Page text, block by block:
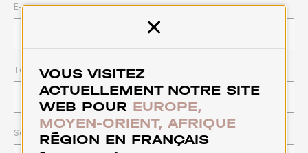
E-mail
Téléphone
Société
Quitter
VOUS VISITEZ
ACTUELLEMENT NOTRE SITE
WEB POUR EUROPE,
MOYEN-ORIENT, AFRIQUE
RÉGION EN FRANÇAIS